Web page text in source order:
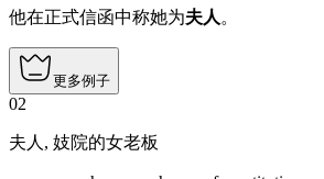
他在正式信函中称她为夫人 。
更多例子
02
夫人 , 妓院的女老板